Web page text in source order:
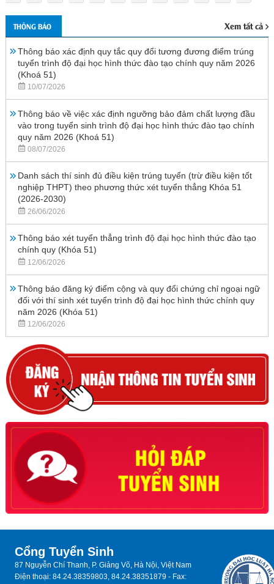
THÔNG BÁO Xem tất cả
Thông báo xác định quy tắc quy đổi tương đương điểm trúng
tuyển trình độ đại học hình thức đào tạo chính quy năm 2026
(Khoá 51)
10/07/2026
Thông báo về việc xác định ngưỡng bảo đảm chất lượng đầu
vào trong tuyển sinh trình độ đại học hình thức đào tạo chính
quy năm 2026 (Khoá 51)
08/07/2026
Danh sách thí sinh đủ điều kiện trúng tuyển (trừ điều kiện tốt
nghiệp THPT) theo phương thức xét tuyển thẳng Khóa 51
(2026-2030)
26/06/2026
Thông báo xét tuyển thẳng trình độ đại học hình thức đào tạo
chính quy (Khóa 51)
12/06/2026
Thông báo đăng ký điểm cộng và quy đổi chứng chỉ ngoại ngữ
đối với thí sinh xét tuyển trình độ đại học hình thức chính quy
năm 2026 (Khóa 51)
12/06/2026
Cổng Tuyển Sinh
87 Nguyễn Chí Thanh, P. Giảng Võ, Hà Nội, Việt Nam
Điện thoại: 84.24.38359803, 84.24.38351879 - Fax: